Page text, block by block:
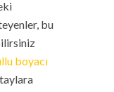
bu
boyacı